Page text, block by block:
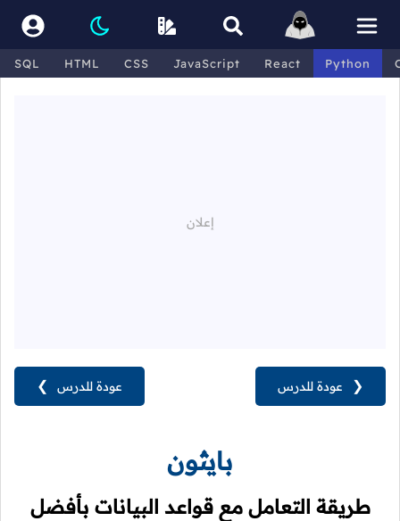
SQL HTML CSS JavaScript React Python
عودة للدرس ❯ ❮ عودة للدرس
بايثون
طريقة التعامل مع قواعد البيانات بأفضل